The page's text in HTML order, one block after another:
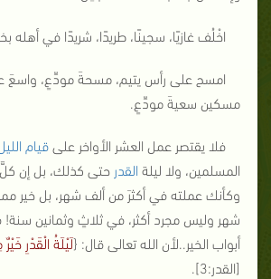
اخْلُف غازيًا، سجينًا، طريدًا، شريدًا في أهله
امسح على رأس يتيم، مسحةَ مودِّعٍ، واسعَ
مسكين سعيةَ مودِّعٍ.
فلا يقتصر عمل العشر الأواخر علىقيام
المسلمين، ولا ليلة القدر حتى كذلك، بل إن كلَّ
وكأنك عملته في أكثرَ من ألف شهر، بل خير
شهر وليس مجرد أكثر، في ثلاثٍ وثمانين
أبواب الخير..لأن الله تعالى قال: {لَيْلَةُ الْقَدْرِ
[القدر:3].